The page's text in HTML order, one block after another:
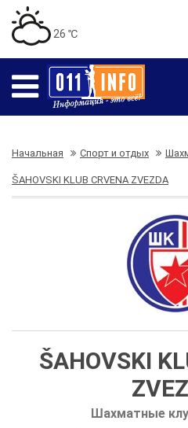
26 ℃
Начальная Спорт и отдых
ŠAHOVSKI KLUB CRVENA ZVEZDA
ŠAHOVSKI
Шахматные